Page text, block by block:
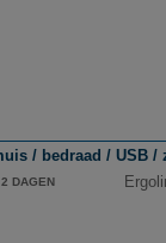
/ bedraad / USB /
DAGEN